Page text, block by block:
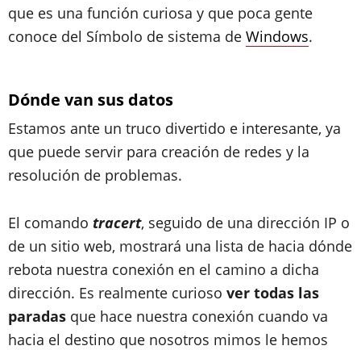
que es una función curiosa y que poca gente
conoce del Símbolo de sistema de Windows.
Dónde van sus datos
Estamos ante un truco divertido e interesante, ya
que puede servir para creación de redes y la
resolución de problemas.
El comando tracert, seguido de una dirección IP o
de un sitio web, mostrará una lista de hacia dónde
rebota nuestra conexión en el camino a dicha
dirección. Es realmente curioso ver todas las
paradas que hace nuestra conexión cuando va
hacia el destino que nosotros mimos le hemos